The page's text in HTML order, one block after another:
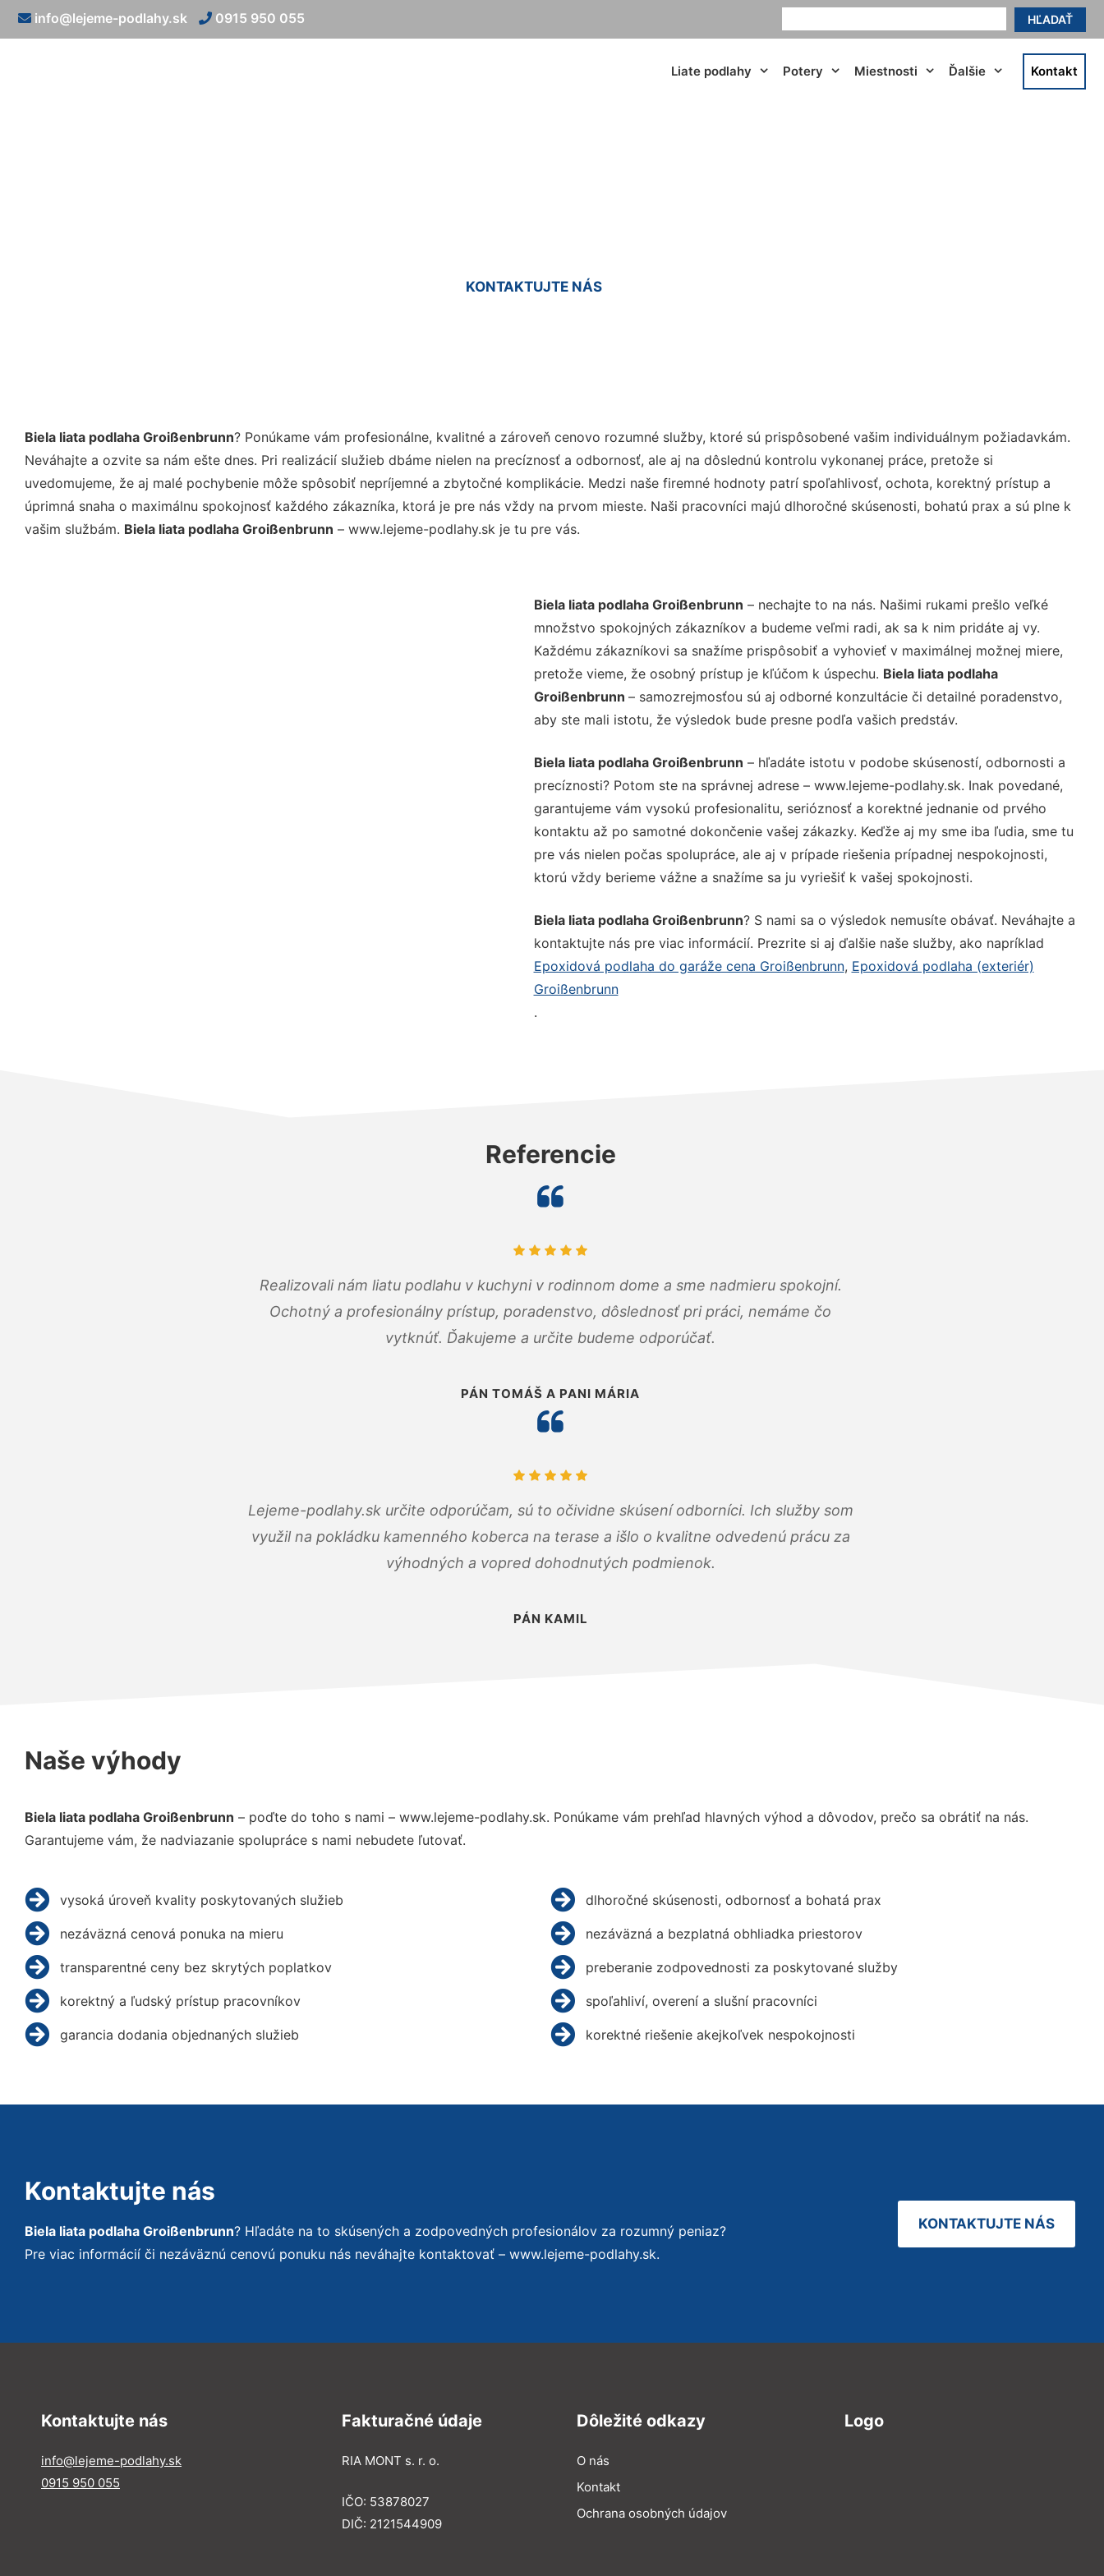
HĽADAŤ
info@lejeme-podlahy.sk 0915 950 055
Liate podlahy Potery Miestnosti Ďalšie Kontakt
KONTAKTUJTE NÁS
Biela liata podlaha Groißenbrunn? Ponúkame vám profesionálne, kvalitné a zároveň cenovo rozumné služby, ktoré sú prispôsobené vašim individuálnym požiadavkám.
Neváhajte a ozvite sa nám ešte dnes. Pri realizácií služieb dbáme nielen na precíznosť a odbornosť, ale aj na dôslednú kontrolu vykonanej práce, pretože si
uvedomujeme, že aj malé pochybenie môže spôsobiť nepríjemné a zbytočné komplikácie. Medzi naše firemné hodnoty patrí spoľahlivosť, ochota, korektný prístup a
úprimná snaha o maximálnu spokojnosť každého zákazníka, ktorá je pre nás vždy na prvom mieste. Naši pracovníci majú dlhoročné skúsenosti, bohatú prax a sú plne k
vašim službám. Biela liata podlaha Groißenbrunn – www.lejeme-podlahy.sk je tu pre vás.
Biela liata podlaha Groißenbrunn – nechajte to na nás. Našimi rukami prešlo veľké
množstvo spokojných zákazníkov a budeme veľmi radi, ak sa k nim pridáte aj vy.
Každému zákazníkovi sa snažíme prispôsobiť a vyhovieť v maximálnej možnej miere,
pretože vieme, že osobný prístup je kľúčom k úspechu. Biela liata podlaha
Groißenbrunn – samozrejmosťou sú aj odborné konzultácie či detailné poradenstvo,
aby ste mali istotu, že výsledok bude presne podľa vašich predstáv.
Biela liata podlaha Groißenbrunn – hľadáte istotu v podobe skúseností, odbornosti a
precíznosti? Potom ste na správnej adrese – www.lejeme-podlahy.sk. Inak povedané,
garantujeme vám vysokú profesionalitu, serióznosť a korektné jednanie od prvého
kontaktu až po samotné dokončenie vašej zákazky. Keďže aj my sme iba ľudia, sme tu
pre vás nielen počas spolupráce, ale aj v prípade riešenia prípadnej nespokojnosti,
ktorú vždy berieme vážne a snažíme sa ju vyriešiť k vašej spokojnosti.
Biela liata podlaha Groißenbrunn? S nami sa o výsledok nemusíte obávať. Neváhajte a
kontaktujte nás pre viac informácií. Prezrite si aj ďalšie naše služby, ako napríklad
Epoxidová podlaha do garáže cena Groißenbrunn, Epoxidová podlaha (exteriér)
Groißenbrunn
.
Referencie
Realizovali nám liatu podlahu v kuchyni v rodinnom dome a sme nadmieru spokojní.
Ochotný a profesionálny prístup, poradenstvo, dôslednosť pri práci, nemáme čo
vytknúť. Ďakujeme a určite budeme odporúčať.
PÁN TOMÁŠ A PANI MÁRIA
Lejeme-podlahy.sk určite odporúčam, sú to očividne skúsení odborníci. Ich služby som
využil na pokládku kamenného koberca na terase a išlo o kvalitne odvedenú prácu za
výhodných a vopred dohodnutých podmienok.
PÁN KAMIL
Naše výhody
Biela liata podlaha Groißenbrunn – poďte do toho s nami – www.lejeme-podlahy.sk. Ponúkame vám prehľad hlavných výhod a dôvodov, prečo sa obrátiť na nás.
Garantujeme vám, že nadviazanie spolupráce s nami nebudete ľutovať.
vysoká úroveň kvality poskytovaných služieb
nezáväzná cenová ponuka na mieru
transparentné ceny bez skrytých poplatkov
korektný a ľudský prístup pracovníkov
garancia dodania objednaných služieb
dlhoročné skúsenosti, odbornosť a bohatá prax
nezáväzná a bezplatná obhliadka priestorov
preberanie zodpovednosti za poskytované služby
spoľahliví, overení a slušní pracovníci
korektné riešenie akejkoľvek nespokojnosti
Kontaktujte nás
Biela liata podlaha Groißenbrunn? Hľadáte na to skúsených a zodpovedných profesionálov za rozumný peniaz?
Pre viac informácií či nezáväznú cenovú ponuku nás neváhajte kontaktovať – www.lejeme-podlahy.sk.
KONTAKTUJTE NÁS
Kontaktujte nás
info@lejeme-podlahy.sk
0915 950 055
Fakturačné údaje
RIA MONT s. r. o.
IČO: 53878027
DIČ: 2121544909
Dôležité odkazy
O nás
Kontakt
Ochrana osobných údajov
Logo